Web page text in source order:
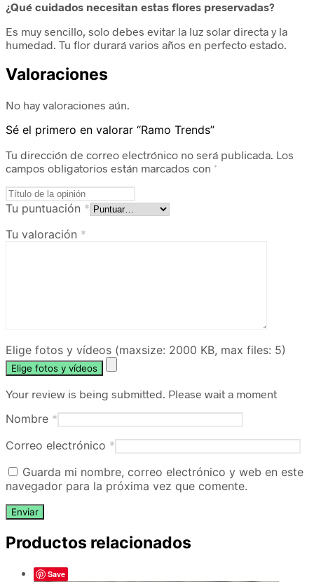
¿Qué cuidados necesitan estas flores preservadas?
Es muy sencillo, solo debes evitar la luz solar directa y la
humedad. Tu flor durará varios años en perfecto estado.
Valoraciones
No hay valoraciones aún.
Sé el primero en valorar “Ramo Trends”
Tu dirección de correo electrónico no será publicada. Los
campos obligatorios están marcados con *
Tu puntuación *
Tu valoración *
Elige fotos y vídeos (maxsize: 2000 KB, max files: 5)
Elige fotos y vídeos
Your review is being submitted. Please wait a moment
Nombre *
Correo electrónico *
Guarda mi nombre, correo electrónico y web en este
navegador para la próxima vez que comente.
Productos relacionados
Save